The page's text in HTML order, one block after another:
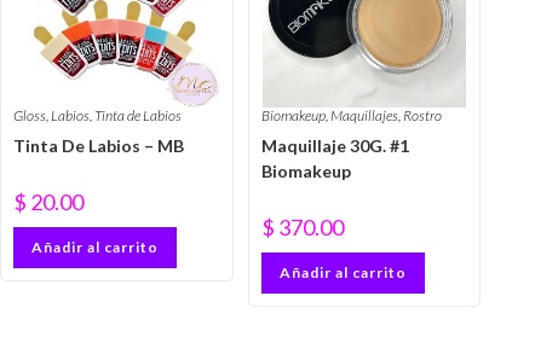
Gloss,Labios, Tinta de Labios
Tinta De Labios – MB
$ 20.00
Añadir al carrito
Biomakeup,Maquillajes, Rostro
Maquillaje 30G. #1
Biomakeup
$ 370.00
Añadir al carrito